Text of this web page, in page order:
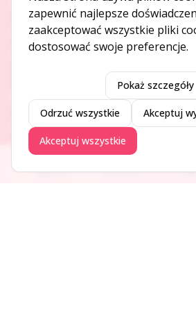
O NAS
O serwisie
Kontakt
DODAJ I PROMUJ
Dodaj ogłoszenie
Dodaj firmę
Promuj ogłoszenie
Ogłoszenia Aktualności
zapewnić najlepsze
zaakceptować wszystkie pliki
dostosować swoje preferencje.
Pokaż szczegóły
Odrzuć wszystkie Akceptuj
Akceptuj wszystkie